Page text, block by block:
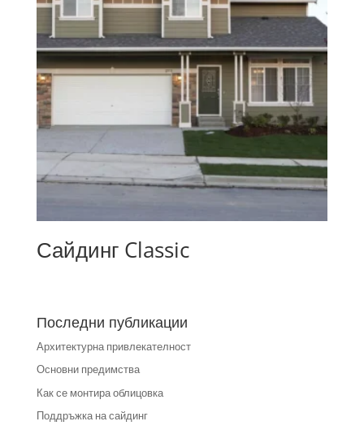
Сайдинг Classic
Последни публикации
Архитектурна привлекателност
Основни предимства
Как се монтира облицовка
Поддръжка на сайдинг